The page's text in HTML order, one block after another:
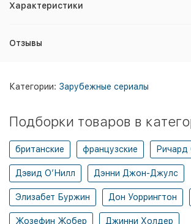
Характеристики
Отзывы
Категории: Зарубежные сериалы
Подборки товаров в
британские французские Ричард
Дэвид О’Нилл Дэнни Джон-Джулс
Элизабет Буржин Дон Уоррингтон
Жозефин Жобер Джинни Холдер